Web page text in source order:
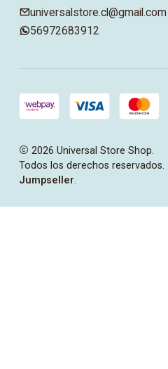
universalstore.cl@gmail.com
56972683912
2026 Universal Store Shop.
Todos los derechos reservados.
Jumpseller.